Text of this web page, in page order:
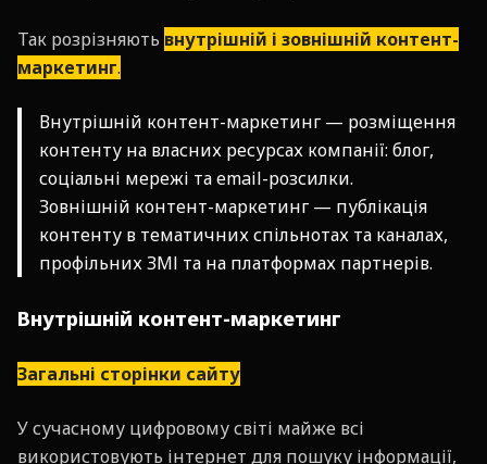
Так розрізняють внутрішній і зовнішній контент-
маркетинг.
Внутрішній контент-маркетинг — розміщення
контенту на власних ресурсах компанії: блог,
соціальні мережі та email-розсилки.
Зовнішній контент-маркетинг — публікація
контенту в тематичних спільнотах та каналах,
профільних ЗМІ та на платформах партнерів.
Внутрішній контент-маркетинг
Загальні сторінки сайту
У сучасному цифровому світі майже всі
використовують інтернет для пошуку інформації,